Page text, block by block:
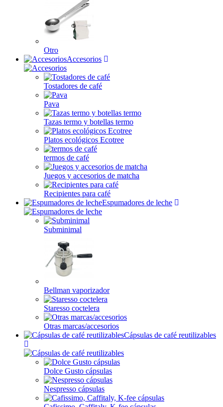
Otro
Accesorios
Tostadores de café
Pava
Tazas termo y botellas termo
Platos ecológicos Ecotree
termos de café
Juegos y accesorios de matcha
Recipientes para café
Espumadores de leche
Subminimal
Bellman vaporizador
Staresso coctelera
Otras marcas/accesorios
Cápsulas de café reutilizables
Dolce Gusto cápsulas
Nespresso cápsulas